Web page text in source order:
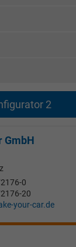
2
GmbH
0
20
your-car.de